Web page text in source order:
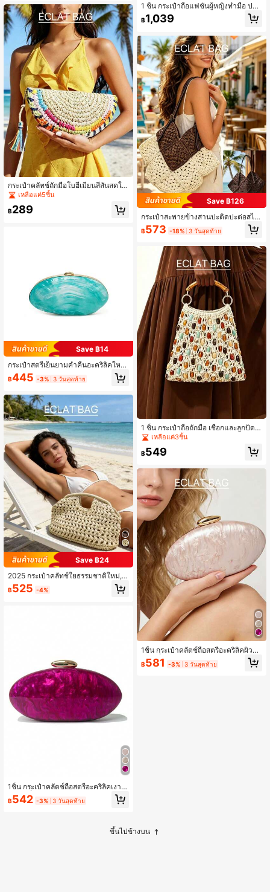
กระเป๋าคลัทช์ถักมือโบฮีเมียนสีสันสดใส
2026 สไตล์ยุโรปและอเมริกา สำหรับฤ
ดูร้อน ตกแต่งพู่ ดีไซน์ซองจดหมาย กระ
เป๋าผู้หญิงอเนกประสงค์สำหรับเที่ยวชา
เหลือแค่5ชิ้น
฿289
Save ฿14
กระเป๋าสตรีเย็นยามค่ำคืนอะคริลิคใหม่
2025 กระเป๋าถือคลิปโลหะสำหรับงานป
าร์ตี้ กระเป๋าสะพายข้าง กระเป๋าสะพาย
างการ กระเป๋าสำหรับงานแต่งงาน
฿445 -3% 3 วันสุดท้าย
Save ฿24
2025 กระเป๋าคลัทช์ใยธรรมชาติใหม่, ก
ระเป๋าชายหาดสานจากฟางราฟเฟียสำ
หรับผู้หญิง
฿525 -4%
1ชิ้น กระเป๋าคลัตช์ถือสตรีอะคริลิคเงาง
ามแฟชั่น, กระเป๋าสะพายข้างทรงไข่พร้
อมสายโซ่สีทองถอดออกได้สำหรับงานแ
฿542 -3% 3 วันสุดท้าย
1 ชิ้น กระเป๋าถือแฟชั่นผู้หญิงทำมือ ประ
ดับลูกปัดเต็มใบ เหมาะสำหรับงานปาร์
ตี้ วันเกิด และการสวมใส่ในชีวิตประจำ
฿1,039
Save ฿126
กระเป๋าสะพายข้างสานปะติดปะต่อสไต
ล์ยุโรปและอเมริกา, กระเป๋าสะพายไหล่
แบบกลวงทอมือพร้อมสายหนังปรับได้,
วามจุขนาดใหญ่, กระเป๋าสีพื้นกาแฟอเ
นกประสงค์สำหรับผู้หญิง
฿573 -18% 3 วันสุดท้าย
1 ชิ้น กระเป๋าถือถักมือ เชือกและลูกปัดสี
สันไม่สมมาตร, กระเป๋าสำหรับงานปาร์
ตี้ ชายหาด และงานเย็น, กระเป๋าถักมือ
สำหรับผู้หญิง
เหลือแค่3ชิ้น
฿549
1ชิ้น กระเป๋าคลัตช์ถือสตรีอะคริลิคผิวมั
นแฟชั่น, กระเป๋าสะพายข้างทรงไข่พร้อ
มสายโซ่สีทองถอดออกได้, มีสไตล์สำหรั
฿581 -3% 3 วันสุดท้าย
ขึ้นไปข้างบน